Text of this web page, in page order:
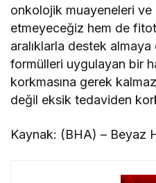
onkolojik muayeneleri
etmeyeceğiz hem de
aralıklarla destek
formülleri uygulayan bir
korkmasına gerek
değil eksik tedaviden
Kaynak: (BHA) – Beyaz